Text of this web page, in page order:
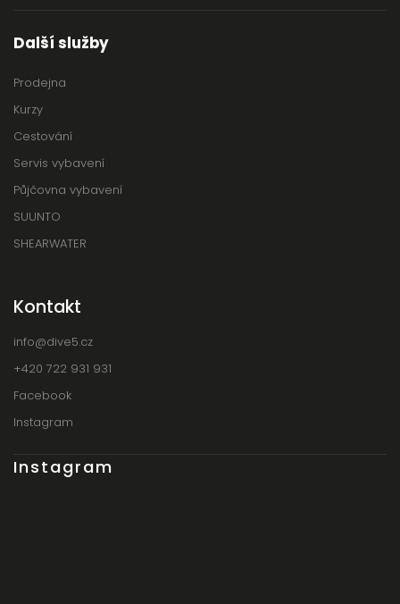
Další služby
Prodejna
Kurzy
Cestování
Servis vybavení
Půjčovna vybavení
SUUNTO
SHEARWATER
Kontakt
info@dive5.cz
+420 722 931 931
Facebook
Instagram
Instagram